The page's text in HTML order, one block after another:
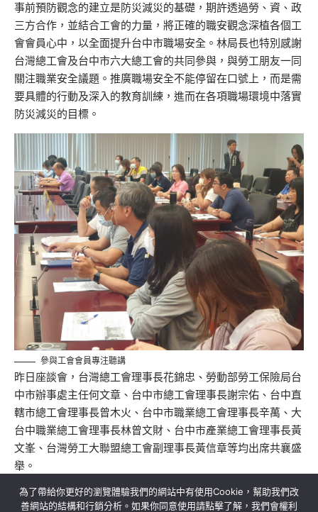
事前預防觀念的建立是防災減災的基礎，期許透過勞、資、政
三方合作，並結合工會的力量，將正確的職安觀念深植各個工
會會員心中，以全面提升台中市職場安全。林局長也特別感謝
台灣總工會及台中市六大總工會的共同參與，與勞工朋友一同
關注職業安全議題。推廣職場安全不能停留在口號上，而是需
要具體的行動及深入的教育訓練，進而在各項職場環境中落實
防災減災的目標。
參與工會會員專注聽講
昨日座談會，台灣總工會理事長花錦忠、勞動部勞工保險局台
中市辦事處主任何文章、台中市總工會理事長謝宗佑、台中直
轄市總工會理事長曾木火、台中市職業總工會理事長辛萬、大
台中職業總工會理事長林曾文財、台中市產業總工會理事長黃
文峯、台灣勞工大聯盟總工會副理事長黃信章等均出席共襄盛
舉。
為了帶給你更好的瀏覽體驗我們的網站中有使用Cookie，幫助我們改
善網站的結構和行銷分析。如果你同意使用請點擊了解，我們會權利